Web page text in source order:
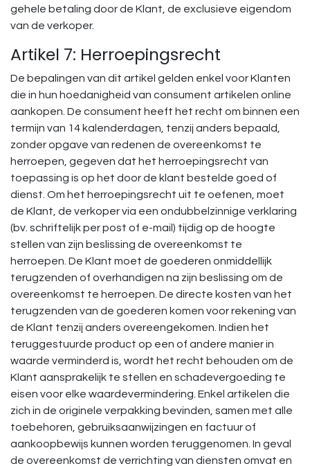
gehele betaling door de Klant, de exclusieve eigendom
van de verkoper.
Artikel 7: Herroepingsrecht
De bepalingen van dit artikel gelden enkel voor Klanten
die in hun hoedanigheid van consument artikelen online
aankopen. De consument heeft het recht om binnen een
termijn van 14 kalenderdagen, tenzij anders bepaald,
zonder opgave van redenen de overeenkomst te
herroepen, gegeven dat het herroepingsrecht van
toepassing is op het door de klant bestelde goed of
dienst. Om het herroepingsrecht uit te oefenen, moet
de Klant, de verkoper via een ondubbelzinnige verklaring
(bv. schriftelijk per post of e-mail) tijdig op de hoogte
stellen van zijn beslissing de overeenkomst te
herroepen. De Klant moet de goederen onmiddellijk
terugzenden of overhandigen na zijn beslissing om de
overeenkomst te herroepen. De directe kosten van het
terugzenden van de goederen komen voor rekening van
de Klant tenzij anders overeengekomen. Indien het
teruggestuurde product op een of andere manier in
waarde verminderd is, wordt het recht behouden om de
Klant aansprakelijk te stellen en schadevergoeding te
eisen voor elke waardevermindering. Enkel artikelen die
zich in de originele verpakking bevinden, samen met alle
toebehoren, gebruiksaanwijzingen en factuur of
aankoopbewijs kunnen worden teruggenomen. In geval
de overeenkomst de verrichting van diensten omvat en